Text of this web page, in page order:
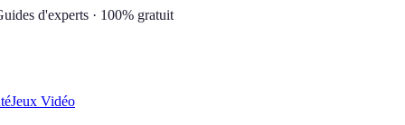
d'experts · 100% gratuit
Jeux Vidéo